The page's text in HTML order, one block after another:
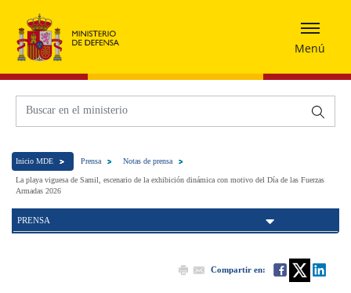
Menú
Inicio MDE Prensa Notas de prensa
La playa viguesa de Samil, escenario de la exhibición dinámica con motivo del Día de las Fuerzas
Armadas 2026
PRENSA
Compartir en: